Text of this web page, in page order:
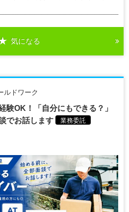
気になる
ルドワーク
OK！「自分にもできる？」
でお話します
業務委託